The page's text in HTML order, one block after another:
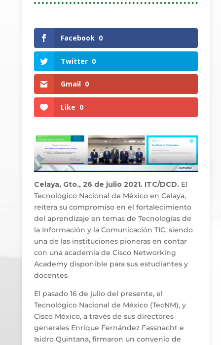
Facebook 0
Twitter 0
Gmail 0
Like 0
Celaya, Gto., 26 de julio 2021. ITC/DCD.El
Tecnológico Nacional de México en Celaya,
reitera su compromiso en el fortalecimiento
del aprendizaje en temas de Tecnologías de
la Información y la Comunicación TIC, siendo
una de las instituciones pioneras en contar
con una academia de Cisco Networking
Academy disponible para sus estudiantes y
docentes
El pasado 16 de julio del presente, el
Tecnológico Nacional de México (TecNM), y
Cisco México, a través de sus directores
generales Enrique Fernández Fassnacht e
Isidro Quintana, firmaron un convenio de